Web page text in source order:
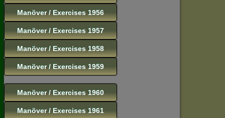
Manöver / Exercises 1956
Manöver / Exercises 1957
Manöver / Exercises 1958
Manöver / Exercises 1959
Manöver / Exercises 1960
Manöver / Exercises 1961